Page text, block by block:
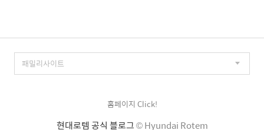
홈페이지 Click!
현대로템 공식 블로그© Hyundai Rotem